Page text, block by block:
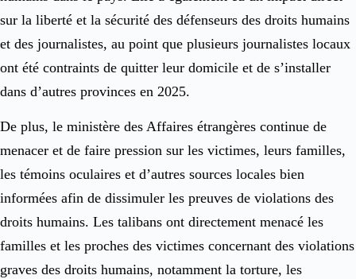
sur la liberté et la sécurité des défenseurs des droits humains
et des journalistes, au point que plusieurs journalistes locaux
ont été contraints de quitter leur domicile et de s’installer
dans d’autres provinces en 2025.
De plus, le ministère des Affaires étrangères continue de
menacer et de faire pression sur les victimes, leurs familles,
les témoins oculaires et d’autres sources locales bien
informées afin de dissimuler les preuves de violations des
droits humains. Les talibans ont directement menacé les
familles et les proches des victimes concernant des violations
graves des droits humains, notamment la torture, les